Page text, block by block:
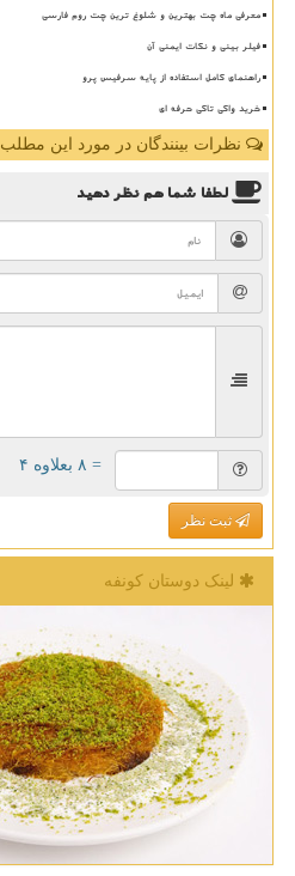
معرفی ماه چت بهترین و شلوغ ترین چت روم فارسی
فیلر بینی و نکات ایمنی آن
راهنمای کامل استفاده از پایه سرفیس پرو
خرید واکی تاکی حرفه ای
نظرات بینندگان در مورد این مطلب
لطفا شما همنظر دهید
= ۸ بعلاوه ۴
ثبت نظر
لینک دوستان كونفه